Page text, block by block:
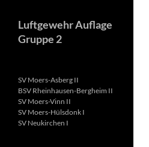
Luftgewehr Auflage
Gruppe 2
SV Moers-Asberg II
BSV Rheinhausen-Bergheim II
SV Moers-Vinn II
SV Moers-Hülsdonk I
SV Neukirchen I